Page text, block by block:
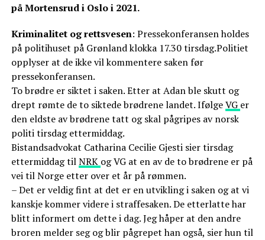
på Mortensrud i Oslo i 2021.
Kriminalitet og rettsvesen: Pressekonferansen holdes
på politihuset på Grønland klokka 17.30 tirsdag.Politiet
opplyser at de ikke vil kommentere saken før
pressekonferansen.
To brødre er siktet i saken. Etter at Adan ble skutt og
drept rømte de to siktede brødrene landet. IfølgeVG er
den eldste av brødrene tatt og skal pågripes av norsk
politi tirsdag ettermiddag.
Bistandsadvokat Catharina Cecilie Gjesti sier tirsdag
ettermiddag tilNRK og VG at en av de to brødrene er på
vei til Norge etter over et år på rømmen.
– Det er veldig fint at det er en utvikling i saken og at vi
kanskje kommer videre i straffesaken. De etterlatte har
blitt informert om dette i dag. Jeg håper at den andre
broren melder seg og blir pågrepet han også, sier hun til